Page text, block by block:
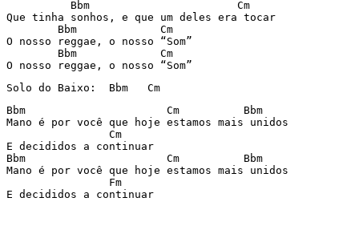
Que tinha sonhos, e que um deles era tocar
        Bbm		Cm
O nosso reggae, o nosso “Som”
        Bbm	        Cm
O nosso reggae, o nosso “Som”
Solo do Baixo:  Bbm   Cm
Bbm		         Cm	     Bbm
Mano é por você que hoje estamos mais unidos
E decididos a continuar
Bbm		         Cm	     Bbm
Mano é por você que hoje estamos mais unidos
E decididos a continuar